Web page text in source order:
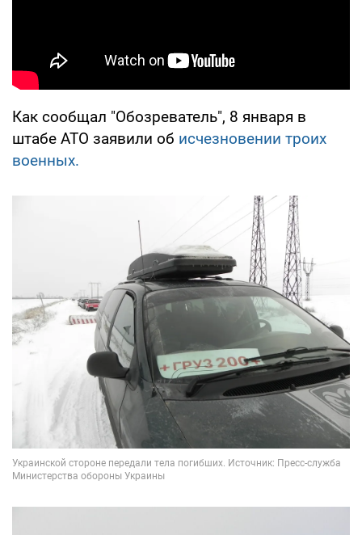
Как сообщал "Обозреватель", 8 января в
штабе АТО заявили об исчезновении троих
военных.